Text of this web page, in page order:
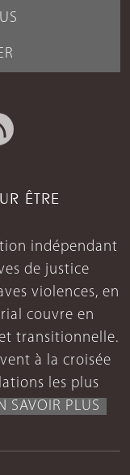
ÊTRE
indépendant
de justice
violences, en
couvre en
transitionnelle.
à la croisée
les plus
SAVOIR PLUS